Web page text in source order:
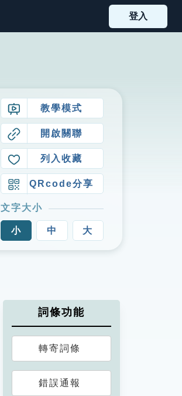
登入
教學模式
開啟關聯
列入收藏
QRcode分享
文字大小
小 中 大
詞條功能
轉寄詞條
錯誤通報